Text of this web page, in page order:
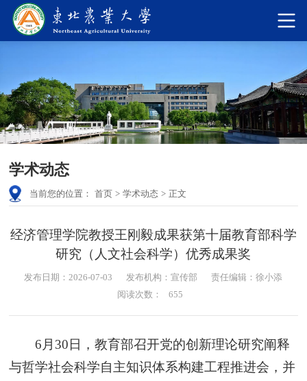
学术动态
当前您的位置： 首页 > 学术动态 > 正文
经济管理学院教授王刚毅成果获第十届教育部科学
研究（人文社会科学）优秀成果奖
发布日期：2026-07-03 发布机构：宣传部
责任编辑：徐小添
阅读次数：
655
6月30日，教育部召开党的创新理论研究阐释
与哲学社会科学自主知识体系构建工程推进会，并